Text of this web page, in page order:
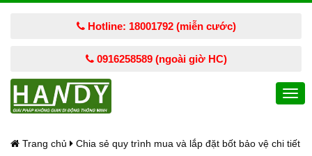
Hotline: 18001792 (miễn cước)
0916258589 (ngoài giờ HC)
Trang chủ Chia sẻ quy trình mua và lắp đặt bốt bảo vệ chi tiết